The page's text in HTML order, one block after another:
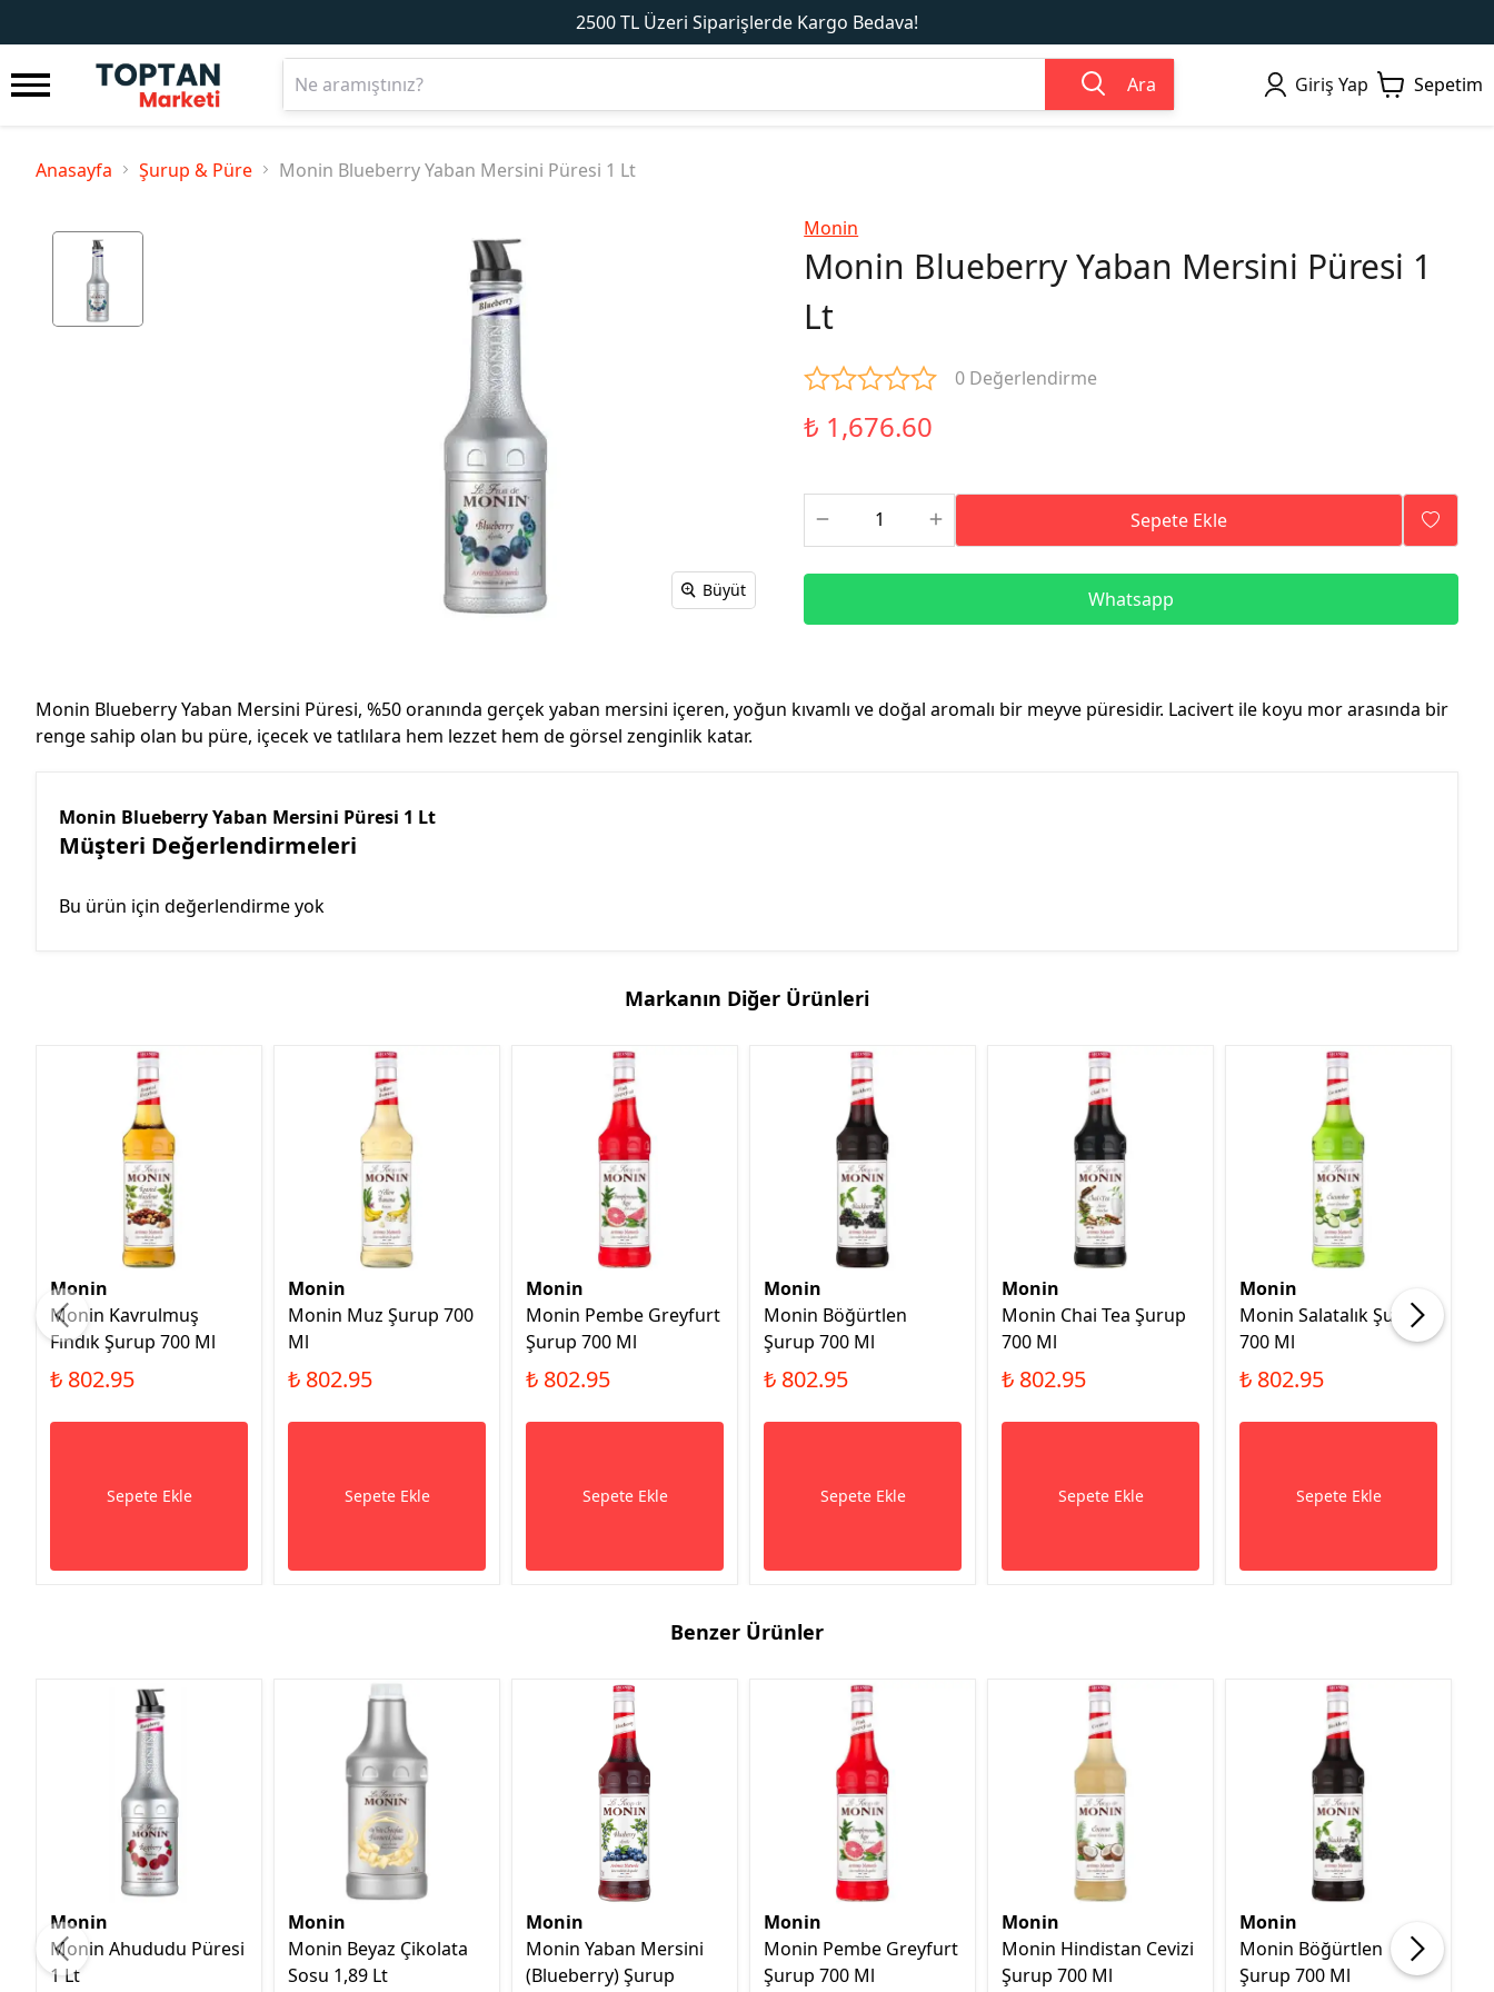
2500 TL Üzeri Siparişlerde Kargo Bedava!
Ara Giriş Yap Sepetim
Anasayfa Şurup & Püre Monin Blueberry Yaban Mersini Püresi 1 Lt
Büyüt
Monin
Monin Blueberry Yaban Mersini Püresi 1
Lt
0 Değerlendirme
₺ 1,676.60
Sepete Ekle
Whatsapp
Monin Blueberry Yaban Mersini Püresi, %50 oranında gerçek yaban mersini içeren, yoğun kıvamlı ve doğal aromalı bir meyve püresidir. Lacivert ile koyu mor arasında bir
renge sahip olan bu püre, içecek ve tatlılara hem lezzet hem de görsel zenginlik katar.
Monin Blueberry Yaban Mersini Püresi 1 Lt
Müşteri Değerlendirmeleri
Bu ürün için değerlendirme yok
Markanın Diğer Ürünleri
Monin
Monin Kavrulmuş
Fındık Şurup 700 Ml
₺ 802.95
Sepete Ekle
Monin
Monin Muz Şurup 700
Ml
₺ 802.95
Sepete Ekle
Monin
Monin Pembe Greyfurt
Şurup 700 Ml
₺ 802.95
Sepete Ekle
Monin
Monin Böğürtlen
Şurup 700 Ml
₺ 802.95
Sepete Ekle
Monin
Monin Chai Tea Şurup
700 Ml
₺ 802.95
Sepete Ekle
Monin
Monin Salatalık Şurup
700 Ml
₺ 802.95
Sepete Ekle
Benzer Ürünler
Monin
Monin Ahududu Püresi
1 Lt
Monin
Monin Beyaz Çikolata
Sosu 1,89 Lt
Monin
Monin Yaban Mersini
(Blueberry) Şurup
Monin
Monin Pembe Greyfurt
Şurup 700 Ml
Monin
Monin Hindistan Cevizi
Şurup 700 Ml
Monin
Monin Böğürtlen
Şurup 700 Ml